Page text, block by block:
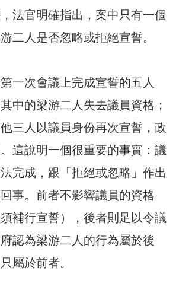
法官明確指出，案中只有一個
二人是否忽略或拒絕宣誓。
一次會議上完成宣誓的五人
中的梁游二人失去議員資格；
三人以議員身份再次宣誓，政
這說明一個很重要的事實：議
完成，跟「拒絕或忽略」作出
事。前者不影響議員的資格
須補行宣誓），後者則足以令議
認為梁游二人的行為屬於後
屬於前者。